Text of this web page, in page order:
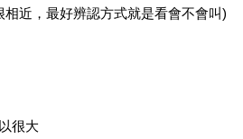
近，最好辨認方式就是看會不會叫)
很大